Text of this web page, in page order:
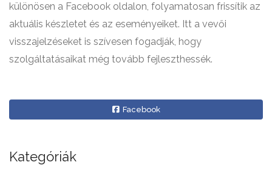
különösen a Facebook oldalon, folyamatosan frissítik az
aktuális készletet és az eseményeiket. Itt a vevői
visszajelzéseket is szívesen fogadják, hogy
szolgáltatásaikat még tovább fejleszthessék.
Facebook
Kategóriák